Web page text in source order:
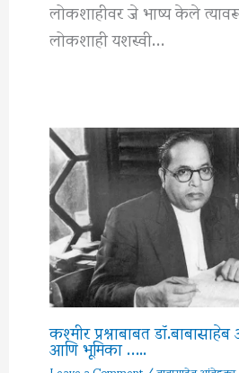
लोकशाहीवर जे भाष्य केले
लोकशाही यशस्वी…
कश्मीर प्रश्नाबाबत
आणि भूमिका …..